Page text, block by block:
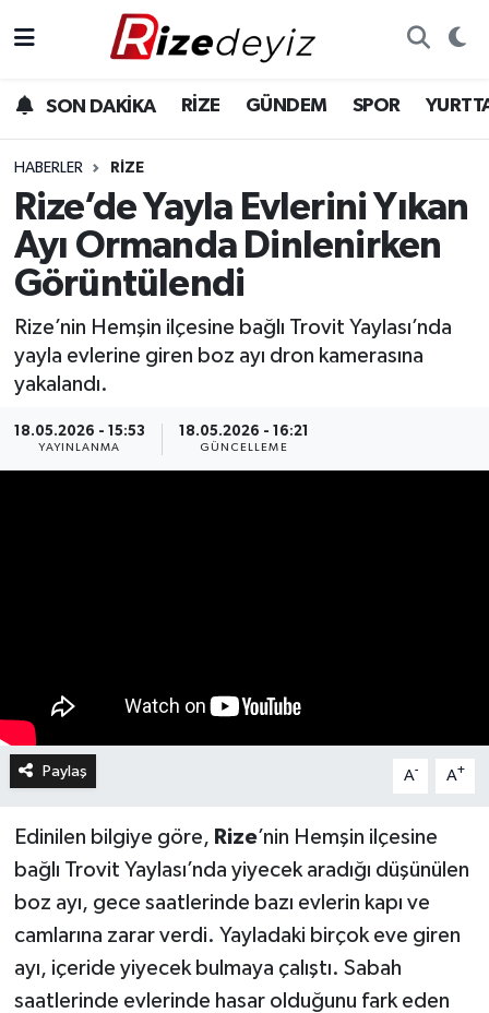
SON DAKİKA RİZE GÜNDEM SPOR
HABERLER RIZE
Rize’de Yayla Evlerini Yıkan
Ayı Ormanda Dinlenirken
Görüntülendi
Rize’nin Hemşin ilçesine bağlı Trovit Yaylası’nda
yayla evlerine giren boz ayı dron kamerasına
yakalandı.
18.05.2026 - 15:53
YAYINLANMA
18.05.2026 - 16:21
GÜNCELLEME
Paylaş A- A+
Edinilen bilgiye göre, Rize’nin Hemşin ilçesine
bağlı Trovit Yaylası’nda yiyecek aradığı düşünülen
boz ayı, gece saatlerinde bazı evlerin kapı ve
camlarına zarar verdi. Yayladaki birçok eve giren
ayı, içeride yiyecek bulmaya çalıştı. Sabah
saatlerinde evlerinde hasar olduğunu fark eden
Gündem
Yurttan Haberler
Ekonomi
Sağlık
Rize Hava Durumu
Rize Trafik Yoğunluk Haritası
Süper Lig Puan Durumu ve Fikstür
Son Dakika Haberleri